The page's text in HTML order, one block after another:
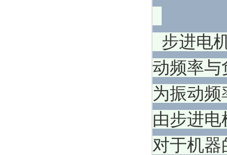
步进电
动频率与
为振动
由步进
对于机